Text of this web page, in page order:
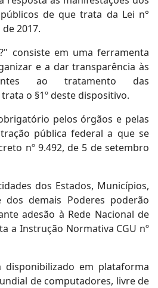
de que trata da Lei n°
2017.
consiste em uma ferramenta
e a dar transparência às
ao tratamento das
o §1º deste dispositivo.
pelos órgãos e pelas
pública federal a que se
nº 9.492, de 5 de setembro
dos Estados, Municípios,
demais Poderes poderão
adesão à Rede Nacional de
a Instrução Normativa CGU nº
disponibilizado em plataforma
de computadores, livre de